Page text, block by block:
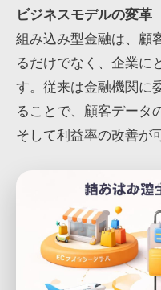
ビジネスモデルの変革
組み込み型金融は、顧
るだけでなく、企業に
す。従来は金融機関に
ることで、顧客データ
そして利益率の改善が